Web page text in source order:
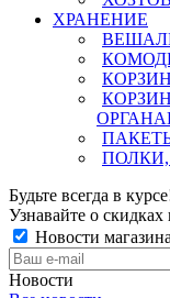
ХРАНЕНИЕ
Будьте всегда в
Узнавайте о
Новости магазина
Новости